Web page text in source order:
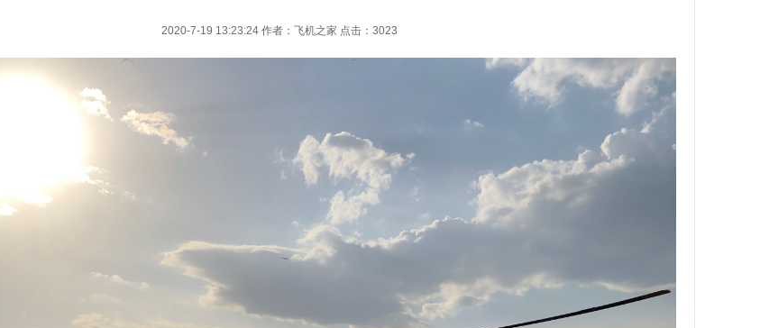
2020-7-19 13:23:24 作者：飞机之家 点击：3023